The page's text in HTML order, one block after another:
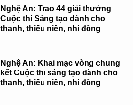
Nghệ An: Trao 44 giải thưởng
Cuộc thi Sáng tạo dành cho
thanh, thiếu niên, nhi đồng
Nghệ An: Khai mạc vòng chung
kết Cuộc thi sáng tạo dành cho
thanh, thiếu niên, nhi đồng